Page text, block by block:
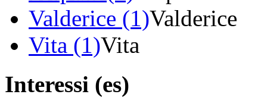
Valderice (1)Valderice
Vita (1)Vita
Interessi (es)